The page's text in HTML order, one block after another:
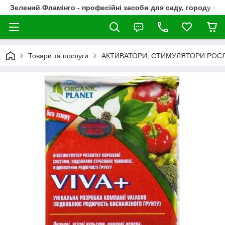
Зелений Фламінго - професійні засоби для саду, городу та
Товари та послуги АКТИВАТОРИ, СТИМУЛЯТОРИ